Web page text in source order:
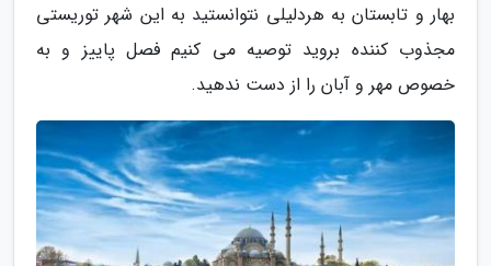
بهار و تابستان به هردلیلی نتوانستید به این شهر توریستی
مجذوب کننده بروید توصیه می کنیم فصل پاییز و به
خصوص مهر و آبان را از دست ندهید.